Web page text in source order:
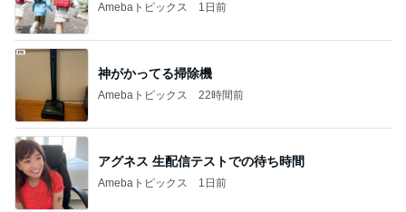
Amebaトピックス 1日前
神がかってる掃除機
Amebaトピックス 22時間前
アグネス 生配信テストでの待ち時間
Amebaトピックス 1日前